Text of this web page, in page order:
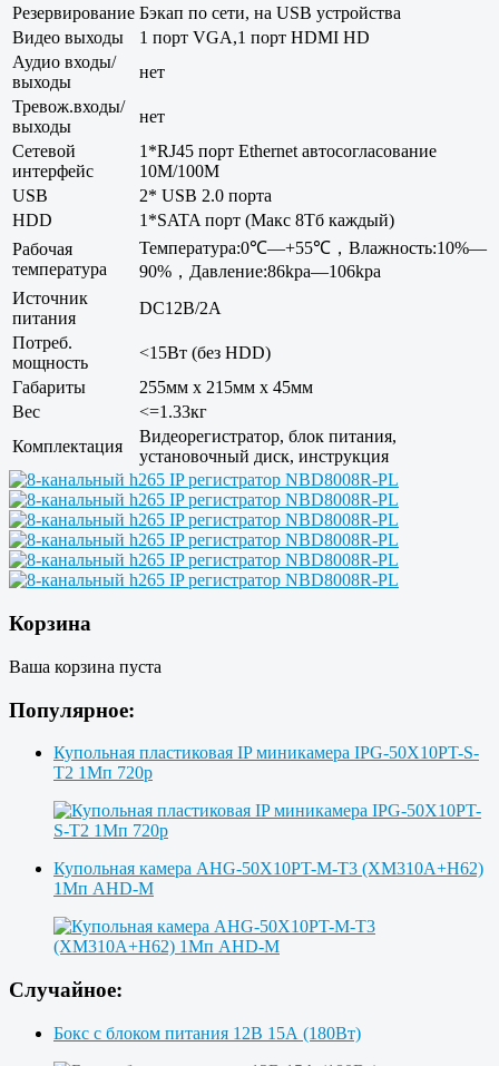
Резервирование Бэкап по сети, на USB устройства
Видео выходы
1 порт VGA,1 порт HDMI HD
Аудио входы/
выходы
нет
Тревож.входы/
выходы
нет
Сетевой
интерфейс
1*RJ45 порт Ethernet автосогласование
10M/100M
USB
2* USB 2.0 порта
HDD
1*SATA порт (Макс 8Тб каждый)
Рабочая
температура
Температура:0℃—+55℃，Влажность:10%—
90%，Давление:86kpa—106kpa
Источник
питания
DC12В/2А
Потреб.
мощность
<15Вт (без HDD)
Габариты
255мм x 215мм x 45мм
Вес
<=1.33кг
Комплектация
Видеорегистратор, блок питания,
установочный диск, инструкция
Корзина
Ваша корзина пуста
Популярное:
Купольная пластиковая IP миникамера IPG-50X10PT-S-
T2 1Мп 720p
Купольная камера AHG-50X10PT-M-T3 (XM310A+H62)
1Мп AHD-M
Случайное:
Бокс с блоком питания 12В 15А (180Вт)